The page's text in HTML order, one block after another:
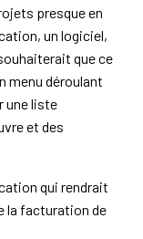
presque en
un logiciel,
que ce
menu déroulant
une liste
et des
qui rendrait
la facturation de